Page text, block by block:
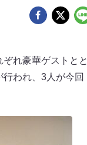
れ豪華ゲストとと
われ、3人が今回